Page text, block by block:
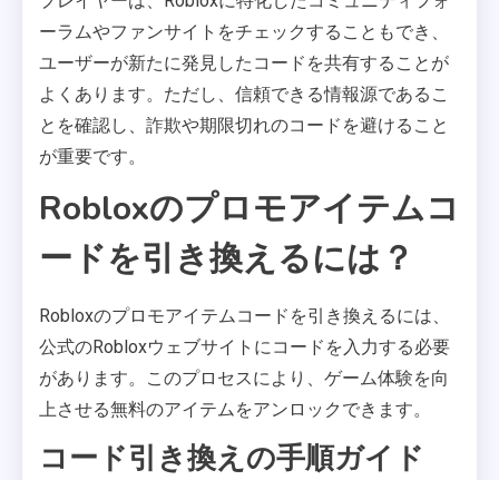
ーラムやファンサイトをチェックすることもでき、
ユーザーが新たに発見したコードを共有することが
よくあります。ただし、信頼できる情報源であるこ
とを確認し、詐欺や期限切れのコードを避けること
が重要です。
Robloxのプロモアイテムコ
ードを引き換えるには？
Robloxのプロモアイテムコードを引き換えるには、
公式のRobloxウェブサイトにコードを入力する必要
があります。このプロセスにより、ゲーム体験を向
上させる無料のアイテムをアンロックできます。
コード引き換えの手順ガイド